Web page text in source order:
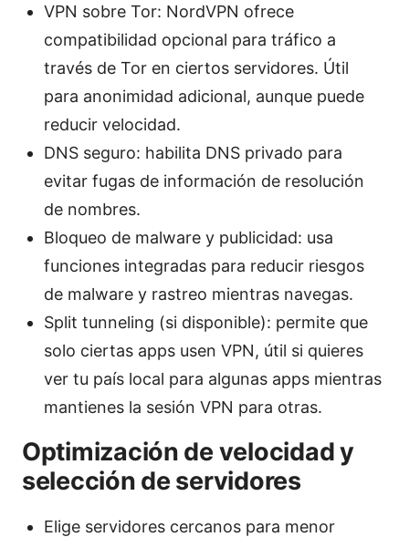
VPN sobre Tor: NordVPN ofrece
compatibilidad opcional para tráfico a
través de Tor en ciertos servidores. Útil
para anonimidad adicional, aunque puede
reducir velocidad.
DNS seguro: habilita DNS privado para
evitar fugas de información de resolución
de nombres.
Bloqueo de malware y publicidad: usa
funciones integradas para reducir riesgos
de malware y rastreo mientras navegas.
Split tunneling (si disponible): permite que
solo ciertas apps usen VPN, útil si quieres
ver tu país local para algunas apps mientras
mantienes la sesión VPN para otras.
Optimización de velocidad y
selección de servidores
Elige servidores cercanos para menor